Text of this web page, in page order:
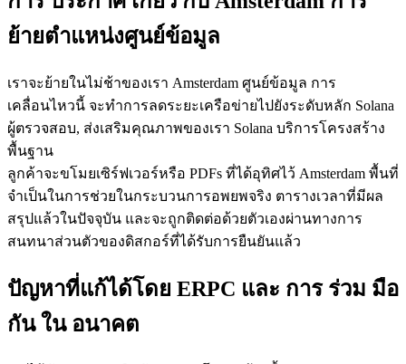
ย้ายตําแหน่งศูนย์ข้อมูล
เราจะย้ายในไม่ช้าของเรา Amsterdam ศูนย์ข้อมูล การ
เคลื่อนไหวนี้ จะทําการลดระยะเครือข่ายไปยังระดับหลัก Solana
ผู้ตรวจสอบ, ส่งเสริมคุณภาพของเรา Solana บริการโครงสร้าง
พื้นฐาน
ลูกค้าจะขโมยเซิร์ฟเวอร์หรือ PDFs ที่ได้อุทิศไว้ Amsterdam พื้นที่
จําเป็นในการช่วยในกระบวนการอพยพจริง ตารางเวลาที่มีผล
สรุปแล้วในปัจจุบัน และจะถูกติดต่อด้วยตัวเองผ่านทางการ
สนทนาส่วนตัวของดิสกอร์ที่ได้รับการยืนยันแล้ว
ปัญหาที่แก้ได้โดย ERPC และ การ ร่วม มือ
กัน ใน อนาคต